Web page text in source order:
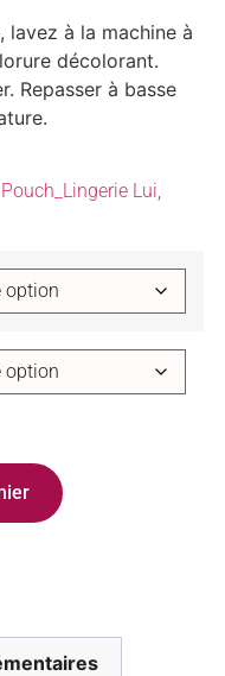
lavez à la machine à
décolorant.
Repasser à basse
Pouch_Lingerie Lui